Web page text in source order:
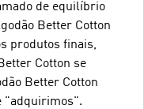
de equilíbrio
Better Cotton
produtos finais,
Cotton se
Better Cotton
"adquirimos".